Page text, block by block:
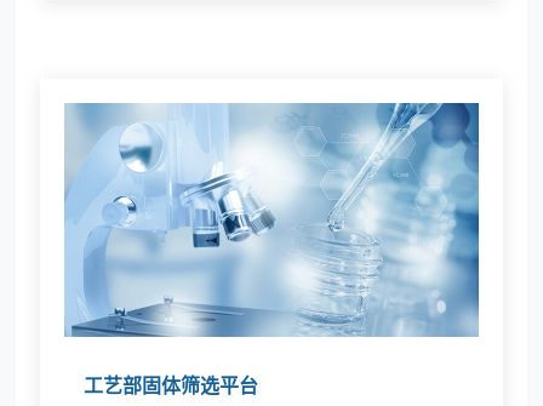
工艺部固体筛选平台